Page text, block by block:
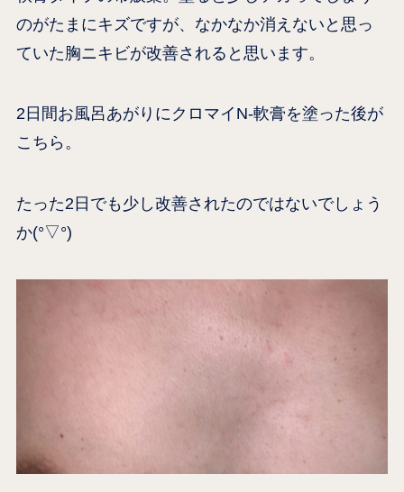
のがたまにキズですが、なかなか消えないと思っ
ていた胸ニキビが改善されると思います。
2日間お風呂あがりにクロマイN-軟膏を塗った後が
こちら。
たった2日でも少し改善されたのではないでしょう
か(°▽°)